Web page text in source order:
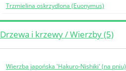
Trzmielina oskrzydlona (Euonymus)
Drzewa i krzewy / Wierzby (5)
Wierzba japońska 'Hakuro-Nishiki' (na pniu)